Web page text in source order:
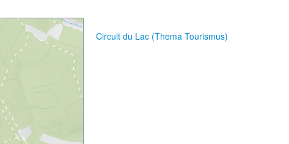
Circuit du Lac (Thema Tourismus)